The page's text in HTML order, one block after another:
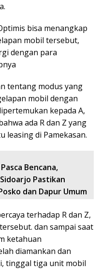
bisa menangkap
mobil tersebut,
dengan para
tentang modus yang
mobil dengan
kepada A,
ada R dan Z yang
leasing di Pamekasan.
Bencana,
Pastikan
dan Dapur Umum
terhadap R dan Z,
dan sampai saat
ketahuan
diamankan dan
tinggal tiga unit mobil